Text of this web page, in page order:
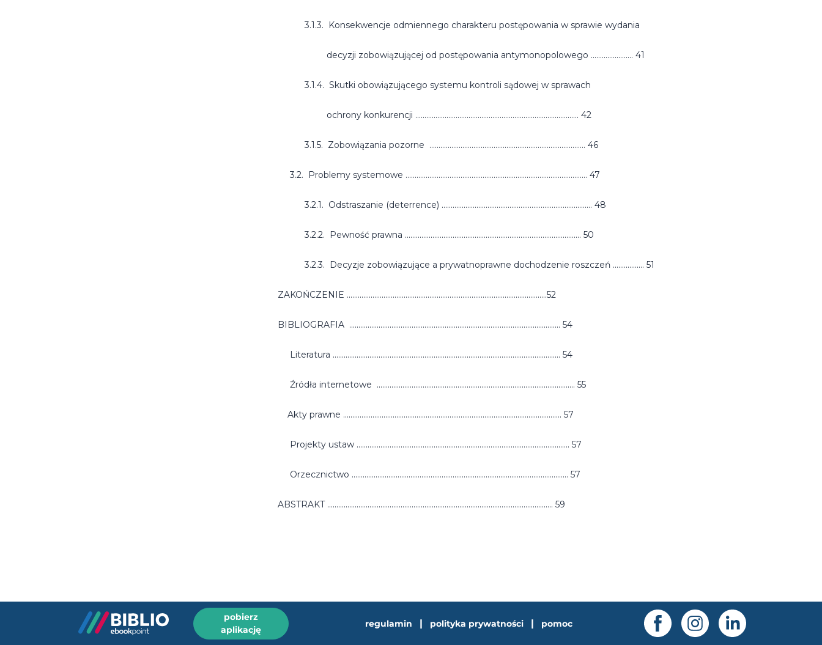
3.1.3. Konsekwencje odmiennego charakteru postępowania w sprawie wydania
decyzji zobowiązującej od postępowania antymonopolowego ....................... 41
3.1.4. Skutki obowiązującego systemu kontroli sądowej w sprawach
ochrony konkurencji ......................................................................................... 42
3.1.5. Zobowiązania pozorne ..................................................................................... 46
3.2. Problemy systemowe ................................................................................................... 47
3.2.1. Odstraszanie (deterrence) .................................................................................. 48
3.2.2. Pewność prawna ................................................................................................ 50
3.2.3. Decyzje zobowiązujące a prywatnoprawne dochodzenie roszczeń ................. 51
ZAKOŃCZENIE .............................................................................................................52
BIBLIOGRAFIA ................................................................................................................... 54
Literatura ............................................................................................................................ 54
Źródła internetowe ............................................................................................................ 55
Akty prawne ....................................................................................................................... 57
Projekty ustaw .................................................................................................................... 57
Orzecznictwo ...................................................................................................................... 57
ABSTRAKT ........................................................................................................................... 59
pobierz
aplikację
regulamin | polityka prywatności | pomoc